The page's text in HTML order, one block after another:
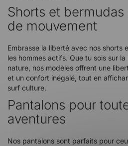
Shorts et
de mouvement
Embrasse la liberté avec nos shorts
les hommes actifs. Que tu sois sur
nature, nos modèles offrent une
et un confort inégalé, tout en
surf culture.
Pantalons pour
aventures
Nos pantalons sont parfaits pour